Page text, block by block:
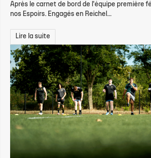
Après le carnet de bord de l'équipe première
nos Espoirs. Engagés en Reichel...
Lire la suite